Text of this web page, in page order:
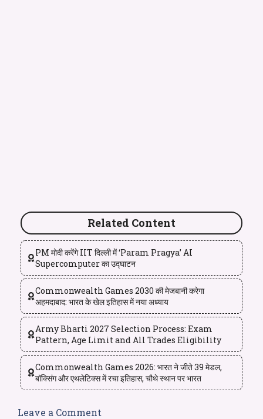
Related Content
PM मोदी करेंगे IIT दिल्ली में ‘Param Pragya’ AI
Supercomputer का उद्घाटन
Commonwealth Games 2030 की मेजबानी करेगा
अहमदाबाद: भारत के खेल इतिहास में नया अध्याय
Army Bharti 2027 Selection Process: Exam
Pattern, Age Limit and All Trades Eligibility
Commonwealth Games 2026: भारत ने जीते 39 मेडल,
बॉक्सिंग और एथलेटिक्स में रचा इतिहास, चौथे स्थान पर भारत
Leave a Comment